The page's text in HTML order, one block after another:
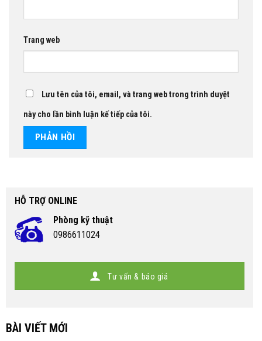
Trang web
Lưu tên của tôi, email, và trang web trong trình duyệt
này cho lần bình luận kế tiếp của tôi.
HỖ TRỢ ONLINE
Phòng kỹ thuật
0986611024
Tư vấn & báo giá
BÀI VIẾT MỚI